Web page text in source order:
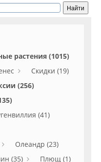
растения (1015)
Скидки (19)
(256)
(41)
Олеандр (23)
(35)
Плющ (1)